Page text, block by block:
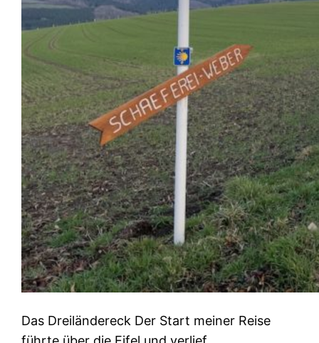
Das Dreiländereck Der Start meiner Reise